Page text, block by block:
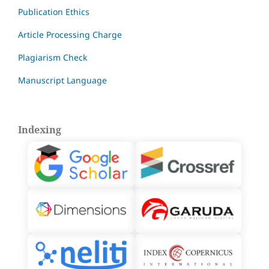
Publication Ethics
Article Processing Charge
Plagiarism Check
Manuscript Language
Indexing